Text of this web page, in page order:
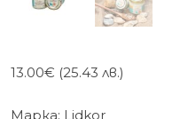
13.00€ (25.43 лв.)
Марка: Lidkor